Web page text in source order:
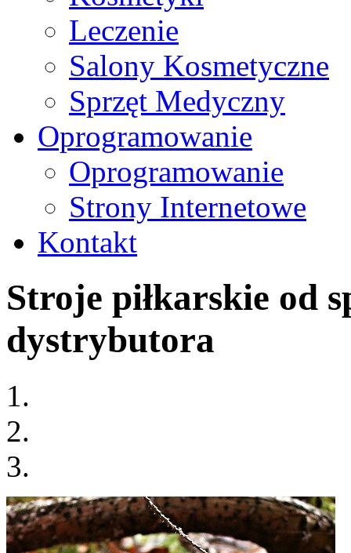
Leczenie
Salony Kosmetyczne
Sprzęt Medyczny
Oprogramowanie
Oprogramowanie
Strony Internetowe
Kontakt
Stroje piłkarskie od
dystrybutora